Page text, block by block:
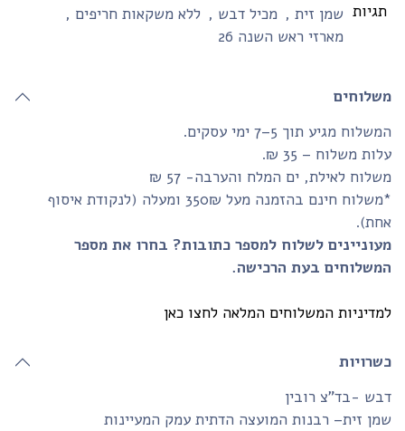
שמן זית , מכיל דבש, ללא משקאות חריפים,
מארזי ראש השנה 26
מגיע תוך 5–7 ימי עסקים.
משלוח – 35 ₪.
לאילת, ים המלח והערבה- 57 ₪
*משלוח חינם בהזמנה מעל 350₪ ומעלה (לנקודת איסוף
לשלוח למספר כתובות? בחרו את מספר
בעת הרכישה.
המשלוחים המלאה לחצו כאן
-בד”צ רובין
זית– רבנות המועצה הדתית עמק המעיינות